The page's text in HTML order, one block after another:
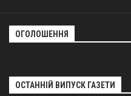
ОГОЛОШЕННЯ
ОСТАННІЙ ВИПУСК ГАЗЕТИ